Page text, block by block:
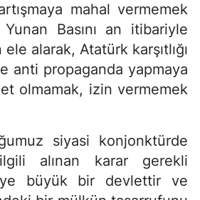
mahal vermemek
Basını an itibariyle
alarak, Atatürk karşıtlığı
anti propaganda yapmaya
olmamak, izin vermemek
siyasi konjonktürde
alınan karar gerekli
büyük bir devlettir ve